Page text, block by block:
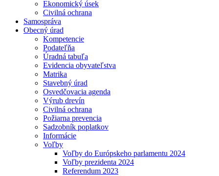
Ekonomický úsek
Civilná ochrana
Samospráva
Obecný úrad
Kompetencie
Podateľňa
Úradná tabuľa
Evidencia obyvateľstva
Matrika
Stavebný úrad
Osvedčovacia agenda
Výrub drevín
Civilná ochrana
Požiarna prevencia
Sadzobník poplatkov
Informácie
Voľby
Voľby do Európskeho parlamentu 2024
Voľby prezidenta 2024
Referendum 2023